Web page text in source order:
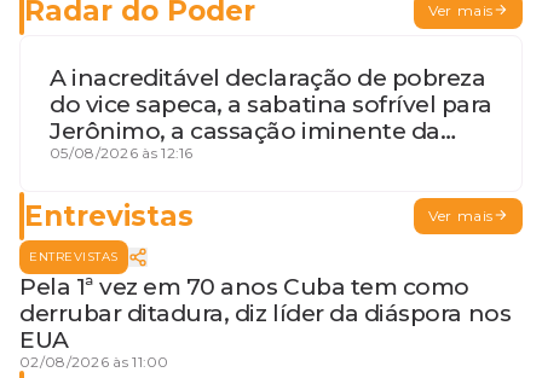
Radar do Poder Ver mais
A inacreditável declaração de pobreza
do vice sapeca, a sabatina sofrível para
Jerônimo, a cassação iminente da
desembargadora e a vaga do Quinto
05/08/2026 às 12:16
Entrevistas Ver mais
ENTREVISTAS
Pela 1ª vez em 70 anos Cuba tem como
derrubar ditadura, diz líder da diáspora nos
EUA
02/08/2026 às 11:00